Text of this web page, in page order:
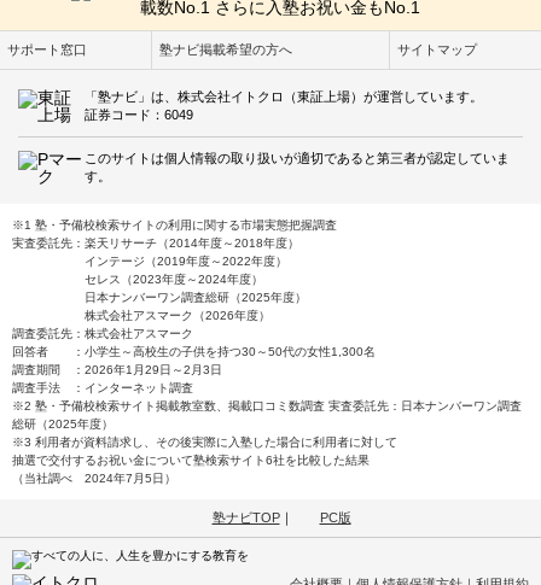
サポート窓口 塾ナビ掲載希望の方へ サイトマップ
「塾ナビ」は、株式会社イトクロ（東証上場）が運営しています。
証券コード：6049
このサイトは個人情報の取り扱いが適切であると第三者が認定していま
す。
※1 塾・予備校検索サイトの利用に関する市場実態把握調査
実査委託先：楽天リサーチ（2014年度～2018年度）
インテージ（2019年度～2022年度）
セレス（2023年度～2024年度）
日本ナンバーワン調査総研（2025年度）
株式会社アスマーク（2026年度）
調査委託先：株式会社アスマーク
回答者 ：小学生～高校生の子供を持つ30～50代の女性1,300名
調査期間 ：2026年1月29日～2月3日
調査手法 ：インターネット調査
※2 塾・予備校検索サイト掲載教室数、掲載口コミ数調査 実査委託先：日本ナンバーワン調査
総研（2025年度）
※3 利用者が資料請求し、その後実際に入塾した場合に利用者に対して
抽選で交付するお祝い金について塾検索サイト6社を比較した結果
（当社調べ 2024年7月5日）
塾ナビTOP｜ PC版